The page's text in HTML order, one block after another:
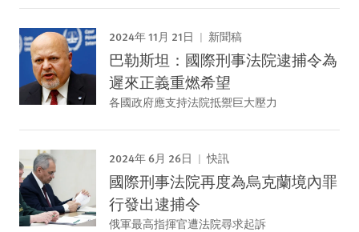
2024年 11月 21日 新聞稿
巴勒斯坦：國際刑事法院逮捕令為
遲來正義重燃希望
各國政府應支持法院抵禦巨大壓力
2024年 6月 26日 快訊
國際刑事法院再度為烏克蘭境內罪
行發出逮捕令
俄軍最高指揮官遭法院尋求起訴